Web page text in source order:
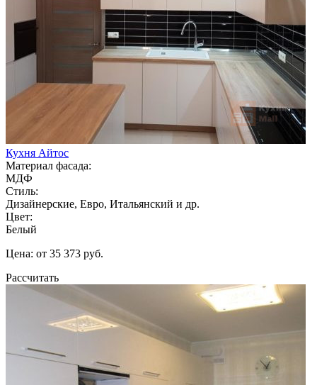
Кухня Айтос
Материал фасада:
МДФ
Стиль:
Дизайнерские, Евро, Итальянский и др.
Цвет:
Белый
Цена: от 35 373 руб.
Рассчитать